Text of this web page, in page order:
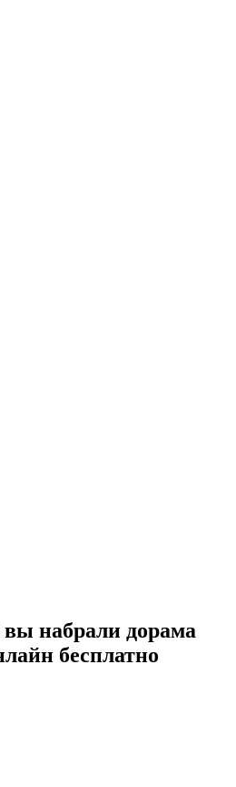
набрали дорама
бесплатно